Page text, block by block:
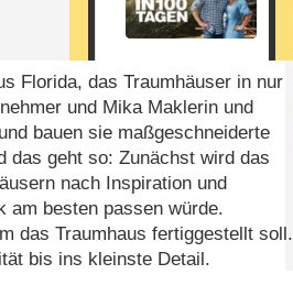
Florida, das Traumhäuser in nur
und Mika Maklerin und
bauen sie maßgeschneiderte
das geht so: Zunächst wird das
nach Inspiration und
am besten passen würde.
das Traumhaus fertiggestellt soll.
bis ins kleinste Detail.